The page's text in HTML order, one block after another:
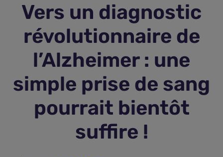
Assurance vie
Plus d'assurances
Vers un diagnostic
révolutionnaire de
l’Alzheimer : une
simple prise de sang
pourrait bientôt
suffire !